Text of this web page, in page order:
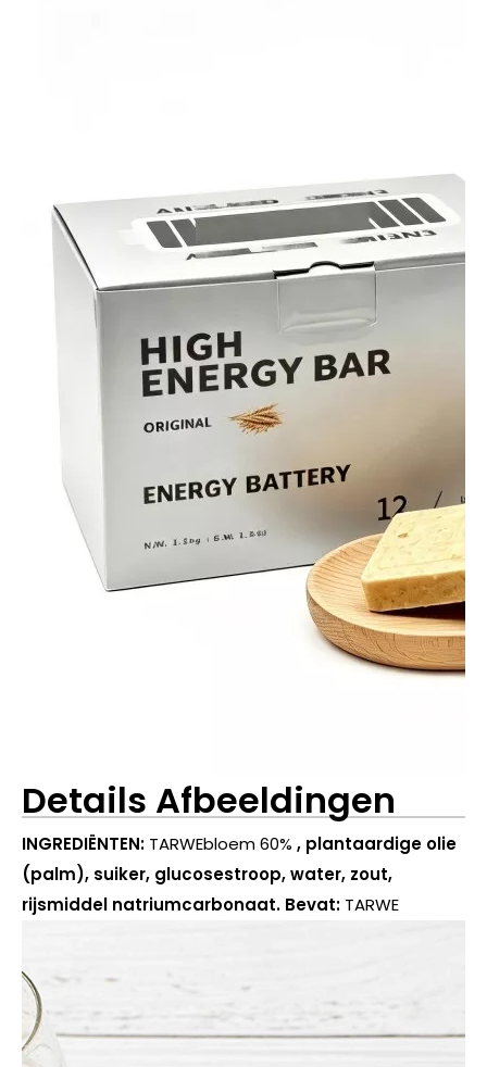
Details Afbeeldingen
INGREDIËNTEN: TARWEbloem 60% , plantaardige olie
(palm), suiker, glucosestroop, water, zout,
rijsmiddel natriumcarbonaat. Bevat: TARWE